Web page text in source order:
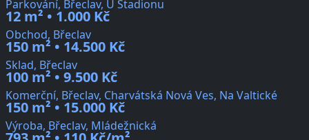
Parkování, Břeclav, U Stadionu
12 m² • 1.000 Kč
Obchod, Břeclav
150 m² • 14.500 Kč
Sklad, Břeclav
100 m² • 9.500 Kč
Komerční, Břeclav, Charvátská Nová Ves, Na Valtické
150 m² • 15.000 Kč
Výroba, Břeclav, Mládežnická